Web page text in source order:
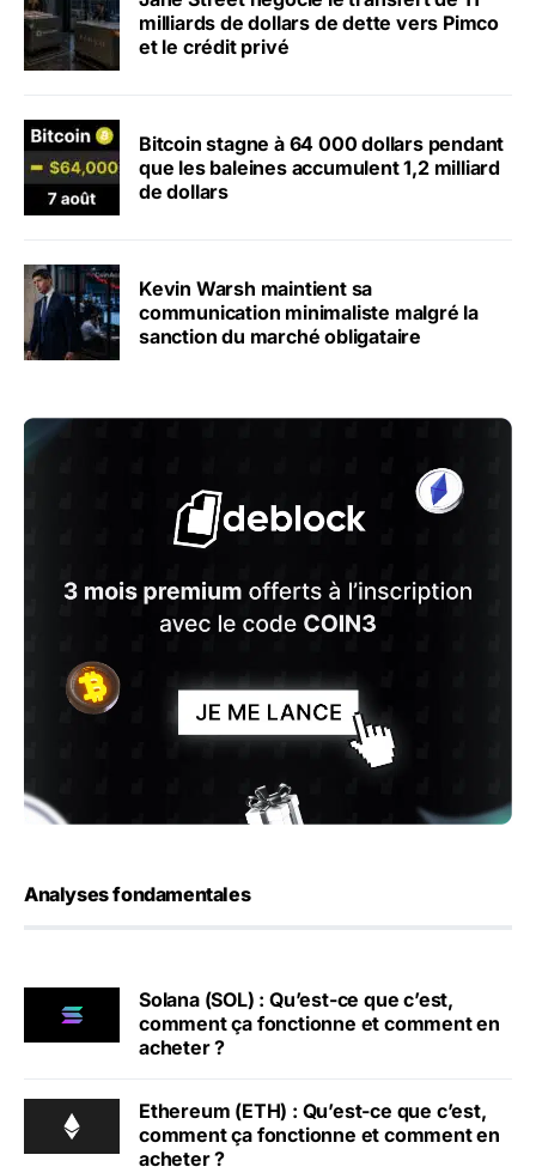
milliards de dollars de dette vers Pimco
et le crédit privé
Bitcoin stagne à 64 000 dollars pendant
que les baleines accumulent 1,2 milliard
de dollars
Kevin Warsh maintient sa
communication minimaliste malgré la
sanction du marché obligataire
Analyses fondamentales
Solana (SOL) : Qu’est-ce que c’est,
comment ça fonctionne et comment en
acheter ?
Ethereum (ETH) : Qu’est-ce que c’est,
comment ça fonctionne et comment en
acheter ?